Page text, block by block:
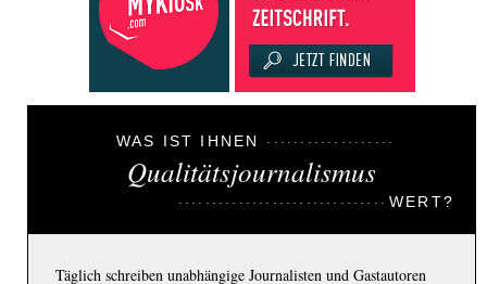
WAS IST IHNEN
Qualitätsjournalismus
WERT?
Täglich schreiben unabhängige Journalisten und Gastautoren